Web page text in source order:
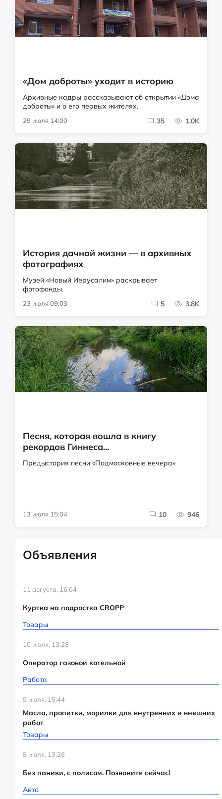
«Дом доброты» уходит в историю
Архивные кадры рассказывают об открытии «Дома
доброты» и о его первых жителях.
29 июля 14:00 35 1.0K
История дачной жизни — в архивных
фотографиях
Музей «Новый Иерусалим» раскрывает
фотофонды.
23 июля 09:03 5 3.8K
Песня, которая вошла в книгу
рекордов Гиннеса...
Предыстория песни «Подмосковные вечера»
13 июля 15:04 10 946
Объявления
11 августа, 16:04
Куртка на подростка CROPP
Товары
10 июля, 13:28
Оператор газовой котельной
Работа
9 июля, 15:44
Масла, пропитки, морилки для внутренних и внешних
работ
Товары
8 июля, 13:26
Без паники, с полисом. Позвоните сейчас!
Авто